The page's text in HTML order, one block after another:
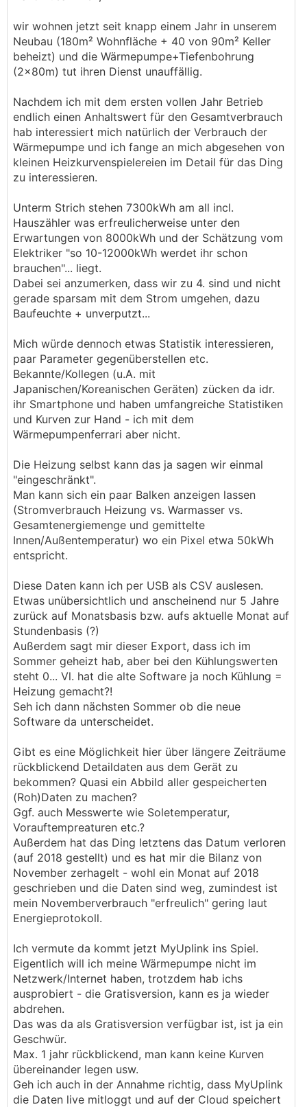
wir wohnen jetzt seit knapp einem Jahr in unserem
Neubau (180m² Wohnfläche + 40 von 90m² Keller
beheizt) und die Wärmepumpe+Tiefenbohrung
(2x80m) tut ihren Dienst unauffällig.
Nachdem ich mit dem ersten vollen Jahr Betrieb
endlich einen Anhaltswert für den Gesamtverbrauch
hab interessiert mich natürlich der Verbrauch der
Wärmepumpe und ich fange an mich abgesehen von
kleinen Heizkurvenspielereien im Detail für das Ding
zu interessieren.
Unterm Strich stehen 7300kWh am all incl.
Hauszähler was erfreulicherweise unter den
Erwartungen von 8000kWh und der Schätzung vom
Elektriker "so 10-12000kWh werdet ihr schon
brauchen"... liegt.
Dabei sei anzumerken, dass wir zu 4. sind und nicht
gerade sparsam mit dem Strom umgehen, dazu
Baufeuchte + unverputzt...
Mich würde dennoch etwas Statistik interessieren,
paar Parameter gegenüberstellen etc.
Bekannte/Kollegen (u.A. mit
Japanischen/Koreanischen Geräten) zücken da idr.
ihr Smartphone und haben umfangreiche Statistiken
und Kurven zur Hand - ich mit dem
Wärmepumpenferrari aber nicht.
Die Heizung selbst kann das ja sagen wir einmal
"eingeschränkt".
Man kann sich ein paar Balken anzeigen lassen
(Stromverbrauch Heizung vs. Warmasser vs.
Gesamtenergiemenge und gemittelte
Innen/Außentemperatur) wo ein Pixel etwa 50kWh
entspricht.
Diese Daten kann ich per USB als CSV auslesen.
Etwas unübersichtlich und anscheinend nur 5 Jahre
zurück auf Monatsbasis bzw. aufs aktuelle Monat auf
Stundenbasis (?)
Außerdem sagt mir dieser Export, dass ich im
Sommer geheizt hab, aber bei den Kühlungswerten
steht 0... Vl. hat die alte Software ja noch Kühlung =
Heizung gemacht?!
Seh ich dann nächsten Sommer ob die neue
Software da unterscheidet.
Gibt es eine Möglichkeit hier über längere Zeiträume
rückblickend Detaildaten aus dem Gerät zu
bekommen? Quasi ein Abbild aller gespeicherten
(Roh)Daten zu machen?
Ggf. auch Messwerte wie Soletemperatur,
Vorauftempreaturen etc.?
Außerdem hat das Ding letztens das Datum verloren
(auf 2018 gestellt) und es hat mir die Bilanz von
November zerhagelt - wohl ein Monat auf 2018
geschrieben und die Daten sind weg, zumindest ist
mein Novemberverbrauch "erfreulich" gering laut
Energieprotokoll.
Ich vermute da kommt jetzt MyUplink ins Spiel.
Eigentlich will ich meine Wärmepumpe nicht im
Netzwerk/Internet haben, trotzdem hab ichs
ausprobiert - die Gratisversion, kann es ja wieder
abdrehen.
Das was da als Gratisversion verfügbar ist, ist ja ein
Geschwür.
Max. 1 jahr rückblickend, man kann keine Kurven
übereinander legen usw.
Geh ich auch in der Annahme richtig, dass MyUplink
die Daten live mitloggt und auf der Cloud speichert